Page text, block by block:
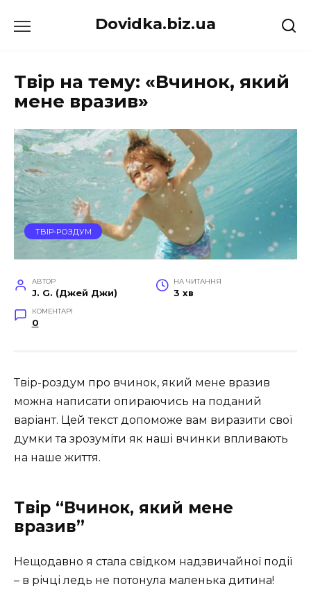
до
Dovidka.biz.ua
Твір на тему: «Вчинок, який
мене вразив»
ТВІР-РОЗДУМ
АВТОР
J. G. (Джей Джи)
НА ЧИТАННЯ
3 хв
КОМЕНТАРІ
0
Твір-роздум про вчинок, який мене вразив
можна написати опираючись на поданий
варіант. Цей текст допоможе вам виразити свої
думки та зрозуміти як наші вчинки впливають
на наше життя.
Твір “Вчинок, який мене
вразив”
Нещодавно я стала свідком надзвичайної події
– в річці ледь не потонула маленька дитина!